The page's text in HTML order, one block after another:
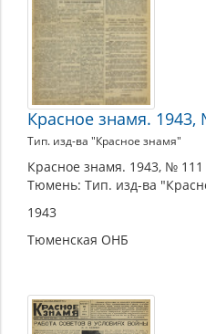
Красное знамя.
Тип. изд-ва "Красное знамя"
Красное знамя. 1943, №
Тюмень: Тип. изд-ва
1943
Тюменская ОНБ